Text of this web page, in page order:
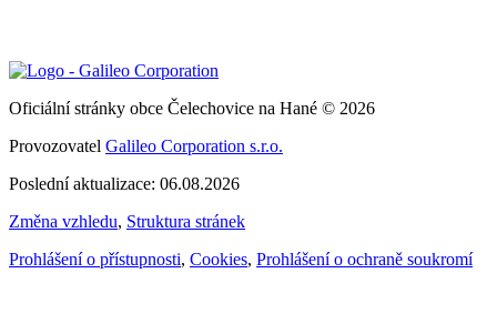
Oficiální stránky obce Čelechovice na Hané © 2026
Provozovatel Galileo Corporation s.r.o.
Poslední aktualizace: 06.08.2026
Změna vzhledu, Struktura stránek
Prohlášení o přístupnosti, Cookies, Prohlášení o ochraně soukromí